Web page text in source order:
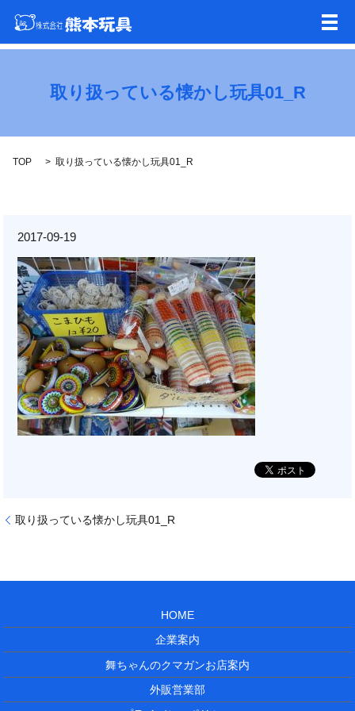
メ
取り扱っている懐かし玩具01_R
TOP 取り扱っている懐かし玩具01_R
2017-09-19
取り扱っている懐かし玩具01_R
HOME
企業案内
舞ちゃんのクマガンお店案内
外販営業部